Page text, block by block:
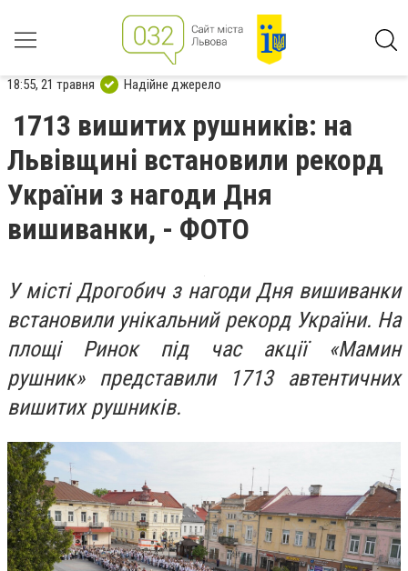
18:55, 21 травня Надійне джерело
1713 вишитих рушників: на
Львівщині встановили рекорд
України з нагоди Дня
вишиванки, - ФОТО
У місті Дрогобич з нагоди Дня вишиванки
встановили унікальний рекорд України. На
площі Ринок під час акції «Мамин
рушник» представили 1713 автентичних
вишитих рушників.